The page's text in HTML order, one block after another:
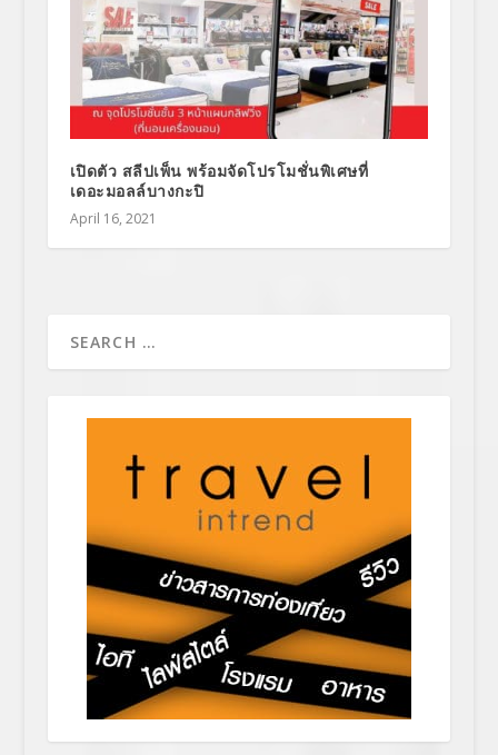
เปิดตัว สลีปเพ็น พร้อมจัดโปรโมชั่นพิเศษที่
เดอะมอลล์บางกะปิ
April 16, 2021